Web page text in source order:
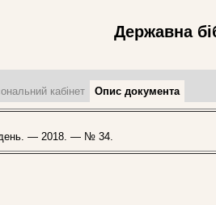
Державна
кабінет Опис документа
— 2018. — № 34.